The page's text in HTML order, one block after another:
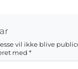
vil ikke blive
med *